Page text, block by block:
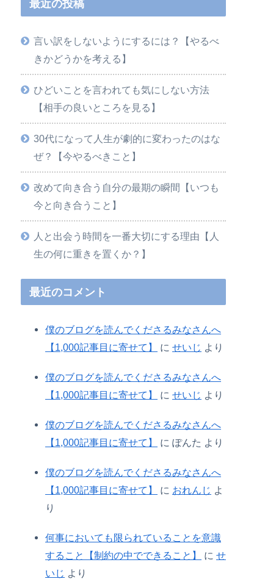
最近の投稿
言い訳をしないようにするには？【やるべ
きかどうかを考える】
ひどいことを言われても気にしない方法
【相手の良いところを見る】
30代になって人生が劇的に変わったのはな
ぜ？【今やるべきこと】
改めて向き合う自分の最期の瞬間【いつも
今と向き合うこと】
人と出会う時間を一番大切にする理由【人
生の何に重きを置くか？】
最近のコメント
僕のブログを読んでくださるみなさんへ
【1,000記事目に寄せて】
に せいじ より
僕のブログを読んでくださるみなさんへ
【1,000記事目に寄せて】
に せいじ より
僕のブログを読んでくださるみなさんへ
【1,000記事目に寄せて】
に ぽんた より
僕のブログを読んでくださるみなさんへ
【1,000記事目に寄せて】
に おれんじ よ
り
何事においても限られていることを意識
すること【制約の中でできること】
に せ
いじ より